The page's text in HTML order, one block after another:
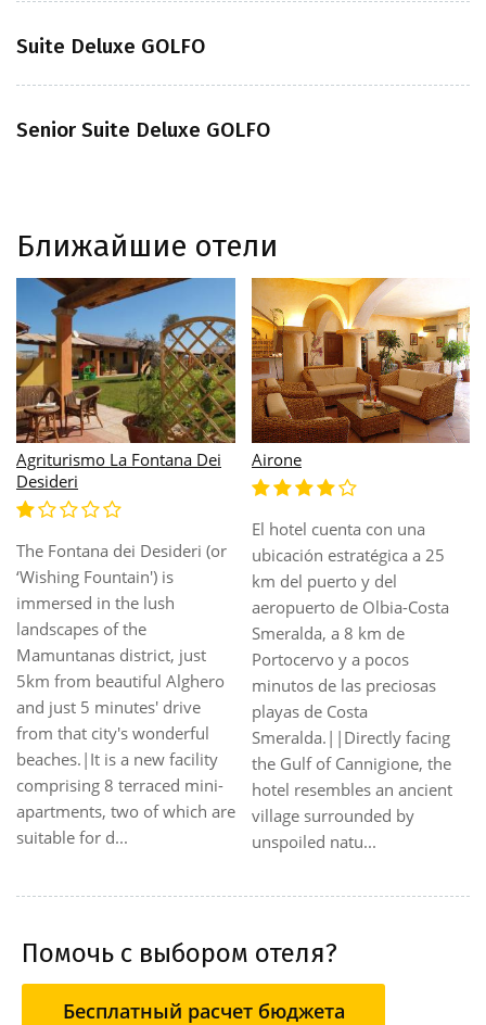
Suite Deluxe GOLFO
Senior Suite Deluxe GOLFO
Ближайшие отели
Albergo Residenziale Gli
Ontani****
Albergo Residenziale Gli
Ontani The Albergo
Residenziale Gli Ontani
(rated 4x000D star) is a large
luxury hotel in Orosei.
Guests can enjoy a meal at
the hotel restaurant. Rooms
at the Albergo Residenziale
Gli Ontani. A hairdryer is
provided in every room. All
rooms feature a stocked
minibar. Add...
Aldiola Country Resort
conditioned, family-friendly
resort is composed of
individual bungalows
architecturally reminiscent of
the typical pastoral dwellings
of the region. Nestled within
an idyllic setting amidst the
typically Sardinian brush
landscape, it is surrounded
by century-old cork and
holm o...
Помочь с выбором отеля?
Бесплатный расчет бюджета